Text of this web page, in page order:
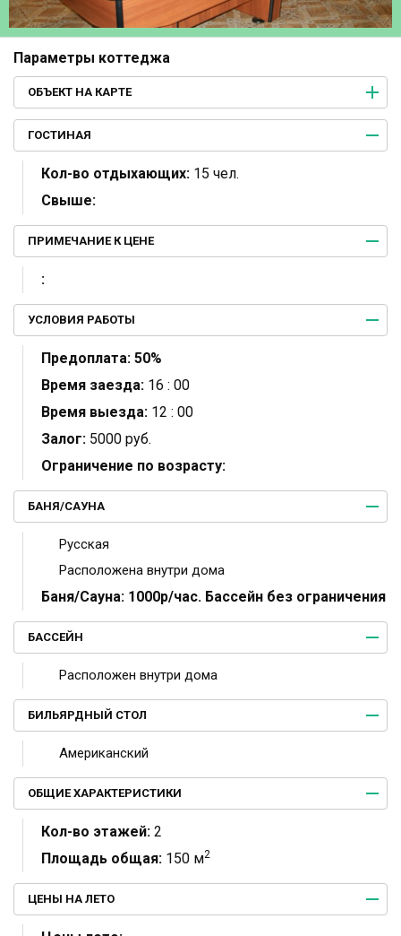
Параметры коттеджа
ОБЪЕКТ НА КАРТЕ
ГОСТИНАЯ
Кол-во отдыхающих: 15 чел.
Свыше:
ПРИМЕЧАНИЕ К ЦЕНЕ
:
УСЛОВИЯ РАБОТЫ
Предоплата: 50%
Время заезда: 16 : 00
Время выезда: 12 : 00
Залог: 5000 руб.
Ограничение по возрасту:
БАНЯ/САУНА
Русская
Расположена внутри дома
Баня/Сауна: 1000р/час. Бассейн без ограничения
БАССЕЙН
Расположен внутри дома
БИЛЬЯРДНЫЙ СТОЛ
Американский
ОБЩИЕ ХАРАКТЕРИСТИКИ
Кол-во этажей: 2
Площадь общая: 150 м2
ЦЕНЫ НА ЛЕТО